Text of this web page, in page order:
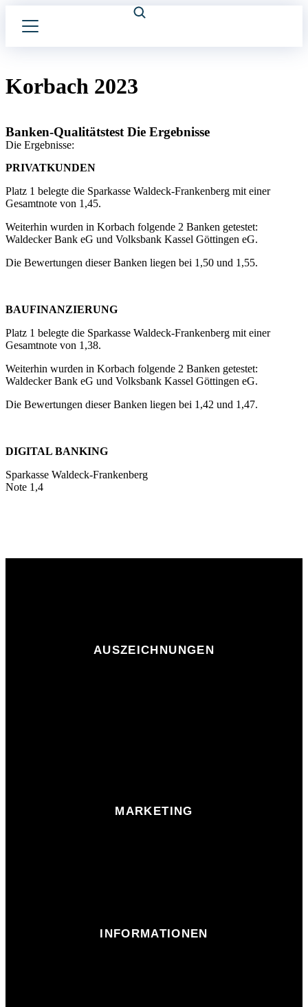
Korbach 2023
Banken-Qualitätstest Die Ergebnisse
Die Ergebnisse:
PRIVATKUNDEN
Platz 1 belegte die Sparkasse Waldeck-Frankenberg mit einer
Gesamtnote von 1,45.
Weiterhin wurden in Korbach folgende 2 Banken getestet:
Waldecker Bank eG und Volksbank Kassel Göttingen eG.
Die Bewertungen dieser Banken liegen bei 1,50 und 1,55.
BAUFINANZIERUNG
Platz 1 belegte die Sparkasse Waldeck-Frankenberg mit einer
Gesamtnote von 1,38.
Weiterhin wurden in Korbach folgende 2 Banken getestet:
Waldecker Bank eG und Volksbank Kassel Göttingen eG.
Die Bewertungen dieser Banken liegen bei 1,42 und 1,47.
DIGITAL BANKING
Sparkasse Waldeck-Frankenberg
Note 1,4
AUSZEICHNUNGEN
MARKETING
INFORMATIONEN